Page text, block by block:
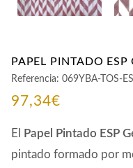
PAPEL PINTADO
Referencia: 069YBA-TOS-
97,34€
El Papel Pintado ESP
pintado formado por